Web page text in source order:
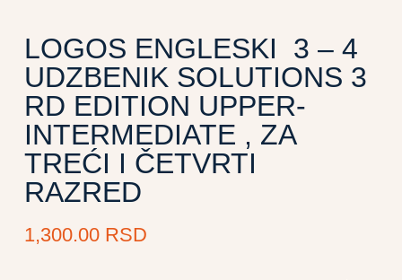
LOGOS ENGLESKI 3 – 4
UDZBENIK SOLUTIONS 3
RD EDITION UPPER-
INTERMEDIATE , ZA
TREĆI I ČETVRTI
RAZRED
1,300.00 RSD